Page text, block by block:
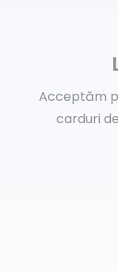
Acceptăm
carduri